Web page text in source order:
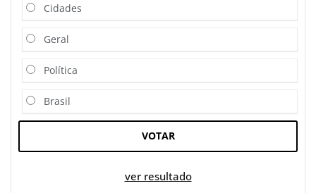
Cidades
Geral
Política
Brasil
VOTAR
ver resultado